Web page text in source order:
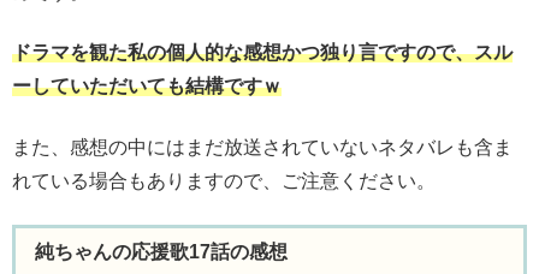
ドラマを観た私の個人的な感想かつ独り言ですので、スル
ーしていただいても結構ですｗ
また、感想の中にはまだ放送されていないネタバレも含ま
れている場合もありますので、ご注意ください。
純ちゃんの応援歌17話の感想